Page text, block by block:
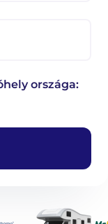
országa: